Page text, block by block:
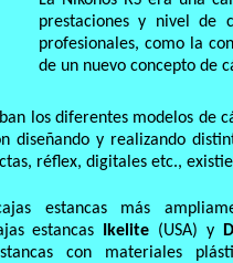
prestaciones y nivel de
profesionales, como la
de un nuevo concepto de
los diferentes modelos de
diseñando y realizando
réflex, digitales etc.,
estancas más
estancas
Ikelite (USA) y
con materiales